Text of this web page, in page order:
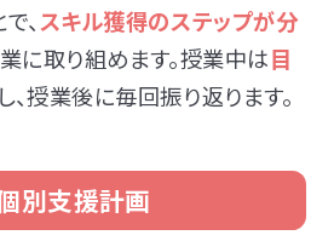
、スキル獲得のステップが分
に取り組めます。授業中は目
し、授業後に毎回振り返ります。
別支援計画